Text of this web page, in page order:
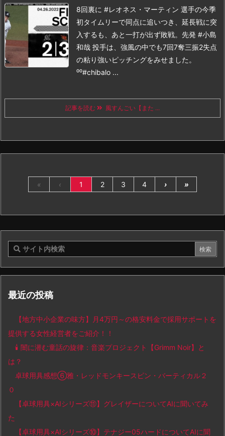
8回裏に #レオネス・マーティン 選手の今季
初タイムリーで同点に追いつき、延長戦に突
入するも、あと一打が出ず敗戦。先発 #小島
和哉 投手は、強風の中でも7回7奪三振2失点
の粘り強いピッチングをみせました。
⁰⁰#chibalo ...
記事を読む 風すんごい【また ...
« ‹ 1 2 3 4 › »
最近の投稿
【地方中小企業の味方】月4万円～の格安料金で採用サポートを
提供する女性経営者をご紹介！！
🕯️ 闇に潜む童話の旋律：音楽プロジェクト【Grimm Noir】と
は？
卓球用具感想⑥雅・レッドモンキースピン・バーティカル２
０
【卓球用具×AIシリーズ⑪】グレイザーについてAIに聞いてみ
た
【卓球用具×AIシリーズ⑩】テナジー05ハードについてAIに聞